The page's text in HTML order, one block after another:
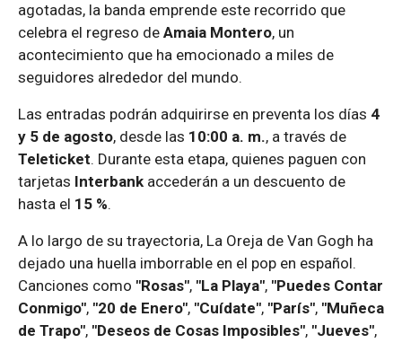
agotadas, la banda emprende este recorrido que
celebra el regreso de Amaia Montero, un
acontecimiento que ha emocionado a miles de
seguidores alrededor del mundo.
Las entradas podrán adquirirse en preventa los días 4
y 5 de agosto, desde las 10:00 a. m., a través de
Teleticket. Durante esta etapa, quienes paguen con
tarjetas Interbank accederán a un descuento de
hasta el 15 %.
A lo largo de su trayectoria, La Oreja de Van Gogh ha
dejado una huella imborrable en el pop en español.
Canciones como "Rosas", "La Playa", "Puedes Contar
Conmigo", "20 de Enero", "Cuídate", "París", "Muñeca
de Trapo", "Deseos de Cosas Imposibles", "Jueves",